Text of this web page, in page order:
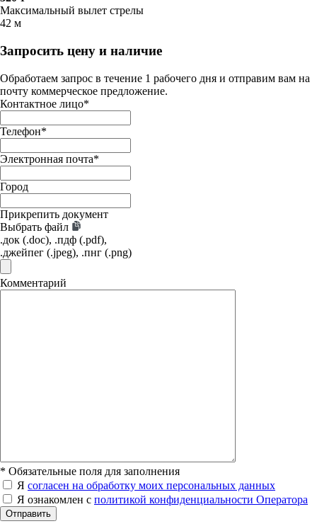
Максимальный вылет стрелы
42 м
Запросить цену и наличие
Обработаем запрос в течение 1 рабочего дня и отправим вам на
почту коммерческое предложение.
Контактное лицо*
Телефон*
Электронная почта*
Город
Прикрепить документ
Выбрать файл
.док (.doc), .пдф (.pdf),
.джейпег (.jpeg), .пнг (.png)
Комментарий
* Обязательные поля для заполнения
Я согласен на обработку моих персональных данных
Я ознакомлен с политикой конфиденциальности Оператора
Отправить